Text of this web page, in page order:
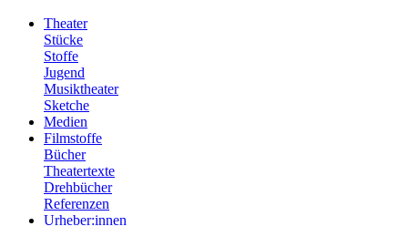
Theater
Stücke
Stoffe
Jugend
Musiktheater
Sketche
Medien
Filmstoffe
Bücher
Theatertexte
Drehbücher
Referenzen
Urheber:innen